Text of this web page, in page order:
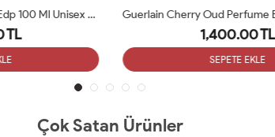
Ex Nihilo Fleur Narcotique Edp 100 Ml Unisex Parfum ARC
TL 1,400.00 TL
SEPETE EKLE
Çok Satan Ürünler